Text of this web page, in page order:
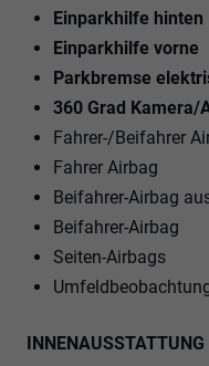
Einparkhilfe hinten
Einparkhilfe vorne
Parkbremse
360 Grad Kamera/
Fahrer-/Beifahrer
Fahrer Airbag
Beifahrer-Airbag
Beifahrer-Airbag
Seiten-Airbags